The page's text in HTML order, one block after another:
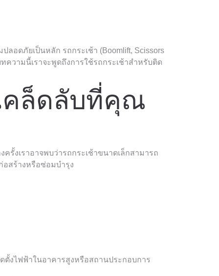
อดภัยเป็นหลัก รถกระเช้า (Boomlift, Scissors
ความนี้เราจะพูดถึงการใช้รถกระเช้าสำหรับติด
คล็ดลับที่คุณ
รั้งเราอาจพบว่ารถกระเช้าขนาดเล็กสามารถ
อสร้างหรือซ่อมบำรุง
ตั้งไฟฟ้าในอาคารสูงหรือสถานประกอบการ